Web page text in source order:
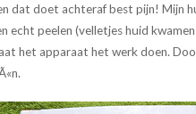
dat doet achteraf best pijn! Mijn
echt peelen (velletjes huid
het apparaat het werk doen.